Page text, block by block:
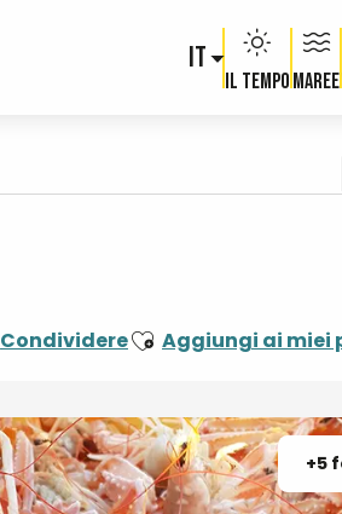
IT
Il tempoMaree
CondividereAjouter aux favoris
Aggiungi ai miei
+5